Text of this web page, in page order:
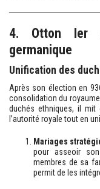
4. Otton Ier
germanique
Unification des
Après son élection en
consolidation du
duchés ethniques, il
l’autorité royale tout en
Mariages
pour asseoir
membres de sa
permit de les